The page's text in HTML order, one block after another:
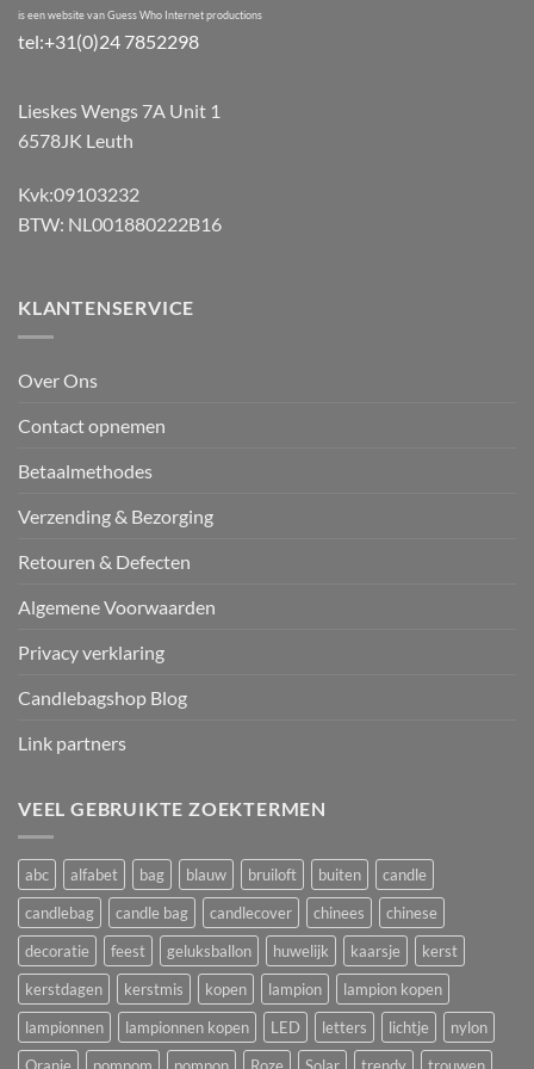
is een website van Guess Who Internet productions
tel:+31(0)24 7852298
Lieskes Wengs 7A Unit 1
6578JK Leuth
Kvk:09103232
BTW: NL001880222B16
KLANTENSERVICE
Over Ons
Contact opnemen
Betaalmethodes
Verzending & Bezorging
Retouren & Defecten
Algemene Voorwaarden
Privacy verklaring
Candlebagshop Blog
Link partners
VEEL GEBRUIKTE ZOEKTERMEN
abc alfabet bag blauw bruiloft buiten
candle
candlebag
candle bag candlecover chinees
chinese
decoratie
feest geluksballon huwelijk kaarsje
kerst
kerstdagen
kerstmis kopen lampion
lampion kopen
lampionnen
lampionnen kopen LED letters lichtje
nylon